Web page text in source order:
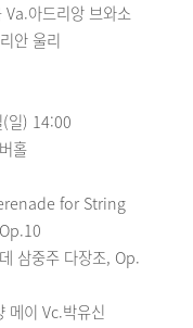
아드리앙 브와소
안 울리
일) 14:00
홀
for String
삼중주 다장조, Op.
메이 Vc.박유신